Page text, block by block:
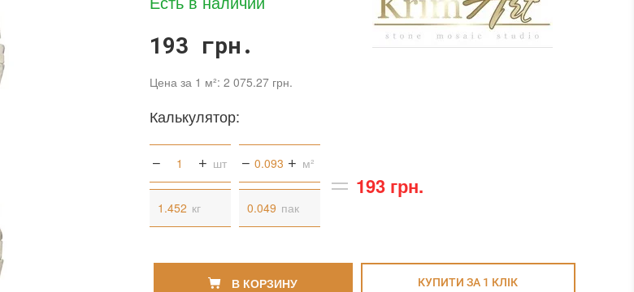
193 грн.
Цена за 1 м²: 2 075.27 грн.
Калькулятор:
шт м²
кг пак
193 грн.
В КОРЗИНУ КУПИТИ ЗА 1 КЛIК